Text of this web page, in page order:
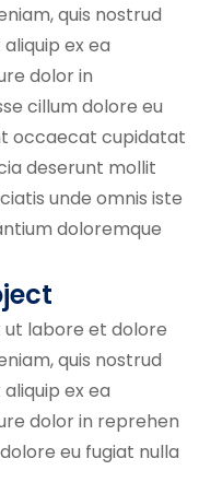
quis nostrud
ex ea
dolor in
cillum dolore eu
occaecat cupidatat
deserunt mollit
unde omnis iste
doloremque
ut labore et dolore
quis nostrud
ex ea
dolor in reprehen
eu fugiat nulla